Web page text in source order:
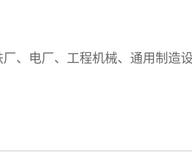
、电厂、工程机械、通用制造